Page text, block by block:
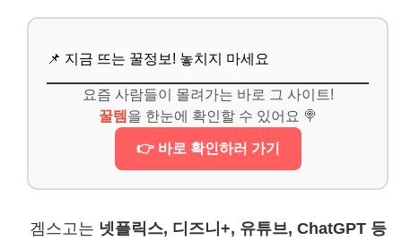
📌 지금 뜨는 꿀정보! 놓치지 마세요
요즘 사람들이 몰려가는 바로 그 사이트!
꿀템 을 한눈에 확인할 수 있어요 🍭
👉 바로 확인하러 가기
겜스고는 넷플릭스, 디즈니+, 유튜브, ChatGPT 등